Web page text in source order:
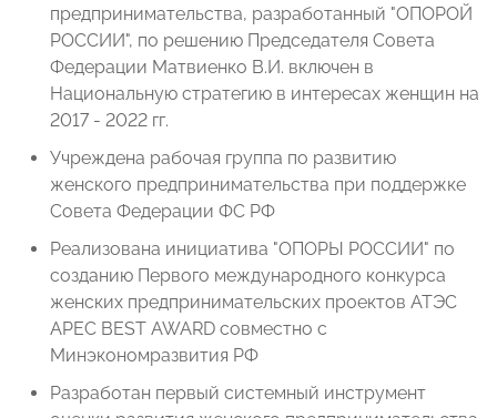
предпринимательства, разработанный "ОПОРОЙ
РОССИИ", по решению Председателя Совета
Федерации Матвиенко В.И. включен в
Национальную стратегию в интересах женщин на
2017 - 2022 гг.
Учреждена рабочая группа по развитию
женского предпринимательства при поддержке
Совета Федерации ФС РФ
Реализована инициатива "ОПОРЫ РОССИИ" по
созданию Первого международного конкурса
женских предпринимательских проектов АТЭС
APEC BEST AWARD совместно с
Минэкономразвития РФ
Разработан первый системный инструмент